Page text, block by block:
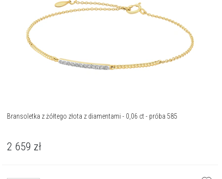
Bransoletka z żółtego złota z diamentami - 0,06 ct - próba 585
2 659 zł